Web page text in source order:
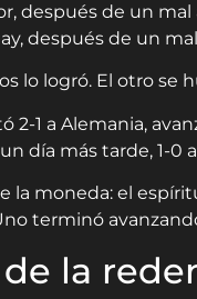
después de un mal
después de un
lo logró. El otro se
2-1 a Alemania,
día más tarde, 1-0
la moneda: el
terminó
la